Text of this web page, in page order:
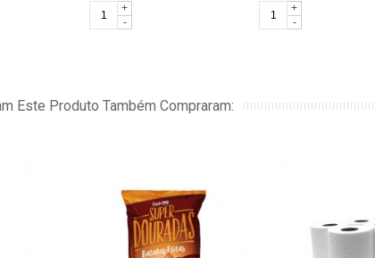
-
+
-
+
Este Produto Também Compraram: